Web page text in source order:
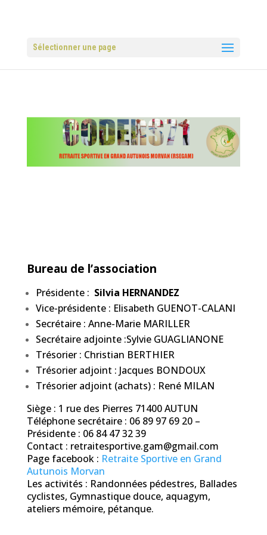
Sélectionner une page
Bureau de l’association
Présidente : Silvia HERNANDEZ
Vice-présidente : Elisabeth GUENOT-CALANI
Secrétaire : Anne-Marie MARILLER
Secrétaire adjointe :Sylvie GUAGLIANONE
Trésorier : Christian BERTHIER
Trésorier adjoint : Jacques BONDOUX
Trésorier adjoint (achats) : René MILAN
Siège : 1 rue des Pierres 71400 AUTUN
Téléphone secrétaire : 06 89 97 69 20 –
Présidente : 06 84 47 32 39
Contact : retraitesportive.gam@gmail.com
Page facebook : Retraite Sportive en Grand
Autunois Morvan
Les activités : Randonnées pédestres, Ballades
cyclistes, Gymnastique douce, aquagym,
ateliers mémoire, pétanque.